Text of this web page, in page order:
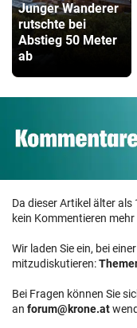
Junger Wanderer
rutschte bei
Abstieg 50 Meter
ab
Da dieser Artikel älter
kein Kommentieren
Wir laden Sie ein, bei
mitzudiskutieren:
Bei Fragen können Sie
an forum@krone.at